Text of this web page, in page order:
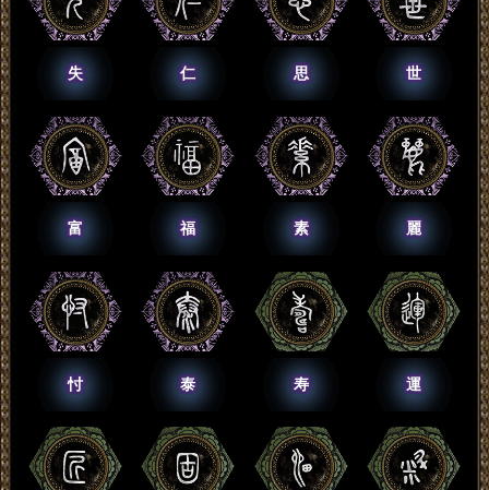
失 仁 思 世
富 福 素 麗
忖 泰 寿 運